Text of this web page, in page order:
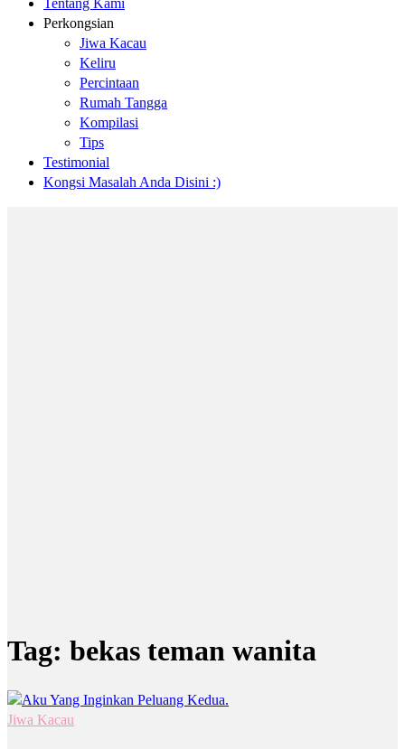
Tentang Kami
Perkongsian
Jiwa Kacau
Keliru
Percintaan
Rumah Tangga
Kompilasi
Tips
Testimonial
Kongsi Masalah Anda Disini :)
Tag: bekas teman wanita
Jiwa Kacau